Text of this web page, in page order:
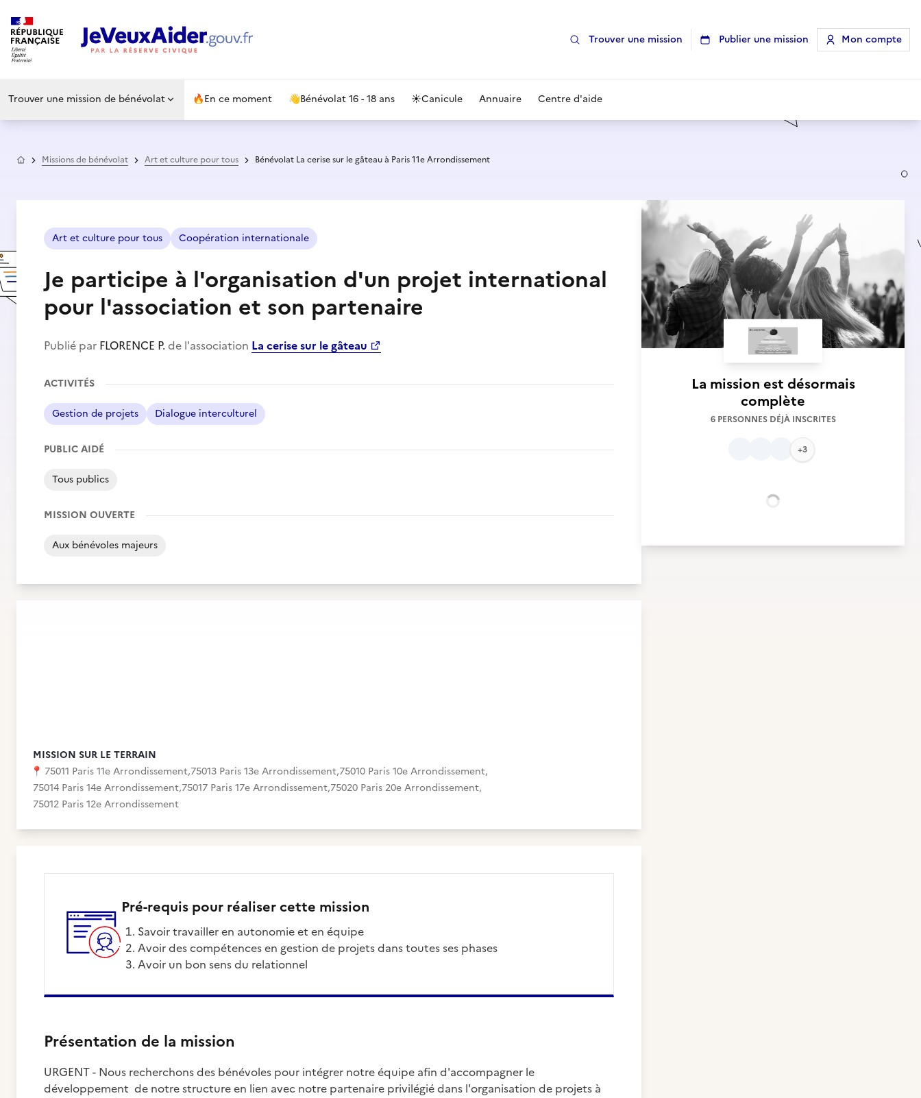
Trouver une mission Publier une mission Mon compte
Trouver une mission de bénévolat 🔥En ce moment 👋Bénévolat 16 - 18 ans ☀️Canicule Annuaire Centre d'aide
AccueilMissions de bénévolat Art et culture pour tous Bénévolat La cerise sur le gâteau à Paris 11e Arrondissement
Art et culture pour tous Coopération internationale
Je participe à l'organisation d'un projet international
pour l'association et son partenaire
Publié par FLORENCE P. de l'association La cerise sur le gâteau
ACTIVITÉS
Gestion de projets Dialogue interculturel
PUBLIC AIDÉ
Tous publics
MISSION OUVERTE
Aux bénévoles majeurs
MISSION SUR LE TERRAIN
📍 75011 Paris 11e Arrondissement,75013 Paris 13e Arrondissement,75010 Paris 10e Arrondissement,
75014 Paris 14e Arrondissement,75017 Paris 17e Arrondissement,75020 Paris 20e Arrondissement,
75012 Paris 12e Arrondissement
Pré-requis pour réaliser cette mission
savoir travailler en autonomie et en équipe
avoir des compétences en gestion de projets dans toutes ses phases
avoir un bon sens du relationnel
Présentation de la mission
URGENT - Nous recherchons des bénévoles pour intégrer notre équipe afin d'accompagner le
développement de notre structure en lien avec notre partenaire privilégié dans l'organisation de projets à
La mission est désormais
complète
6 PERSONNES DÉJÀ INSCRITES
+3